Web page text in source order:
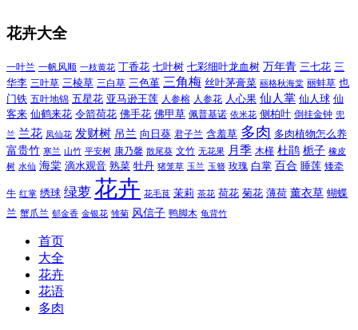
花卉大全
一叶兰 一帆风顺 一枝黄花 丁香花 七叶树 七彩细叶龙血树 万年青 三七花 三
华李 三叶草 三棱草 三白草 三色堇 三角梅 丝叶茅膏菜 丽格秋海棠 丽蚌草 也
门铁 五叶地锦 五星花 亚马逊王莲 人参榕 人参花 人心果 仙人掌 仙人球 仙
客来 仙鹤来花 令箭荷花 佛手花 佛甲草 佩普基诺 依米花 侧柏叶 倒挂金钟 兜
兰 兰花 凤仙花 发财树 吊兰 向日葵 君子兰 含羞草 多肉 多肉植物怎么养
富贵竹 寒兰 山竹 平安树 康乃馨 散尾葵 文竹 无花果 月季 木槿 杜鹃 栀子 橡皮
树 水仙 海棠 滴水观音 熟菜 牡丹 猪笼草 玉兰 玉簪 玫瑰 白掌 百合 睡莲 矮牵
牛 红掌 绣球 绿萝 花卉 花毛茛 茉莉 茶花 荷花 菊花 薄荷 薰衣草 蝴蝶
兰 蟹爪兰 郁金香 金银花 雏菊 风信子 鸭脚木 龟背竹
首页
大全
花卉
花语
多肉